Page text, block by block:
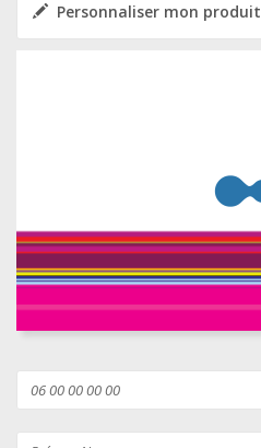
Personnaliser mon produit